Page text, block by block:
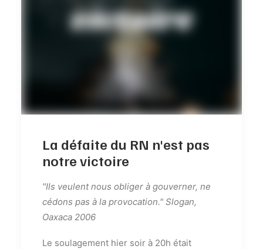
La défaite du RN n'est pas
notre victoire
"Ils veulent nous obliger à gouverner, ne
cédons pas à la provocation." Slogan,
Oaxaca 2006
Le soulagement hier soir à 20h était